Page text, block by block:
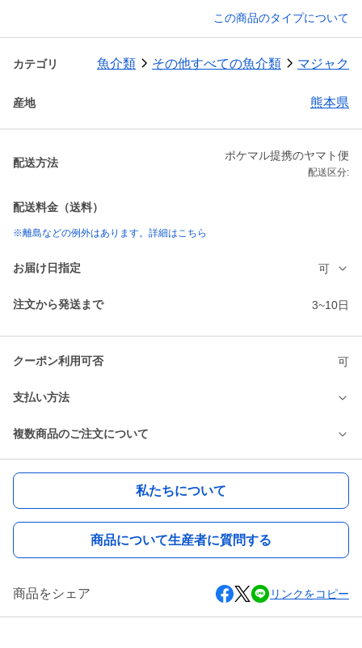
この商品のタイプについて
カテゴリ 魚介類 その他すべての魚介類 マジャク
産地 熊本県
配送方法
ポケマル提携のヤマト便
配送区分:
配送料金（送料）
※離島などの例外はあります。詳細はこちら
お届け日指定 可
注文から発送まで 3~10日
クーポン利用可否 可
支払い方法
複数商品のご注文について
私たちについて
商品について生産者に質問する
商品をシェア リンクをコピー